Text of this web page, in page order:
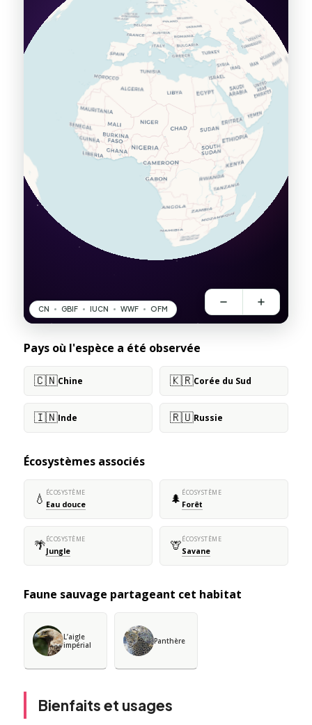
Pays où l'espèce a été observée
🇨🇳Chine 🇰🇷Corée du Sud
🇮🇳Inde 🇷🇺Russie
Écosystèmes associés
💧 ÉCOSYSTÈME
Eau douce 🌲 ÉCOSYSTÈME
Forêt
🌴ÉCOSYSTÈME
Jungle 🦒ÉCOSYSTÈME
Savane
Faune sauvage partageant cet habitat
L’aigle
impérial
Panthère
Bienfaits et usages